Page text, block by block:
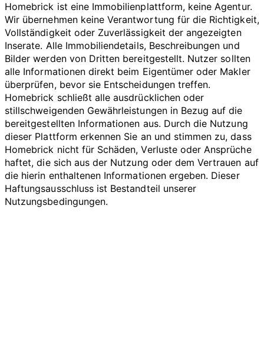
Homebrick ist eine Immobilienplattform, keine Agentur.
Wir übernehmen keine Verantwortung für die Richtigkeit,
Vollständigkeit oder Zuverlässigkeit der angezeigten
Inserate. Alle Immobiliendetails, Beschreibungen und
Bilder werden von Dritten bereitgestellt. Nutzer sollten
alle Informationen direkt beim Eigentümer oder Makler
überprüfen, bevor sie Entscheidungen treffen.
Homebrick schließt alle ausdrücklichen oder
stillschweigenden Gewährleistungen in Bezug auf die
bereitgestellten Informationen aus. Durch die Nutzung
dieser Plattform erkennen Sie an und stimmen zu, dass
Homebrick nicht für Schäden, Verluste oder Ansprüche
haftet, die sich aus der Nutzung oder dem Vertrauen auf
die hierin enthaltenen Informationen ergeben. Dieser
Haftungsausschluss ist Bestandteil unserer
Nutzungsbedingungen.